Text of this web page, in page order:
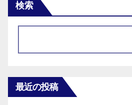
検索
最近の投稿